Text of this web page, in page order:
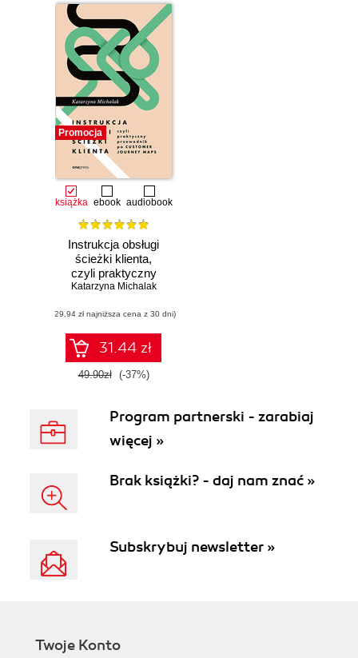
Promocja
książka ebook audiobook
Instrukcja obsługi
ścieżki klienta,
czyli praktyczny
przewodnik po
Maps
Katarzyna Michalak
(29,94 zł najniższa cena z 30 dni)
31.44 zł
49.90zł (-37%)
Program partnerski - zarabiaj
więcej »
Brak książki? - daj nam znać »
Subskrybuj newsletter »
Twoje Konto